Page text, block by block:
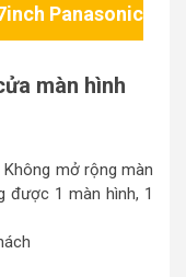
Panasonic
màn hình
mở rộng màn
được 1 màn hình, 1